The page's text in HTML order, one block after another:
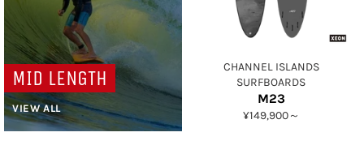
MID LENGTH
VIEW ALL
CHANNEL ISLANDS
SURFBOARDS
M23
¥149,900～